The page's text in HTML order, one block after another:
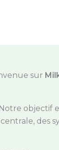
sur
Notre objectif
centrale, des